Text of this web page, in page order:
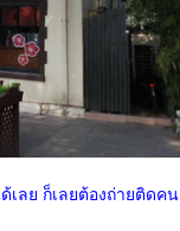
เลย ก็เลยต้องถ่ายติดคน